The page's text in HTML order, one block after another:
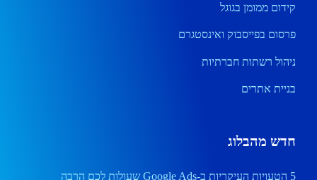
קידום ממומן בגוגל
פרסום בפייסבוק ואינסטגרם
ניהול רשתות חברתיות
בניית אתרים
חדש מהבלוג
5 הטעויות העיקריות ב-Google Ads שעולות לכם הרבה